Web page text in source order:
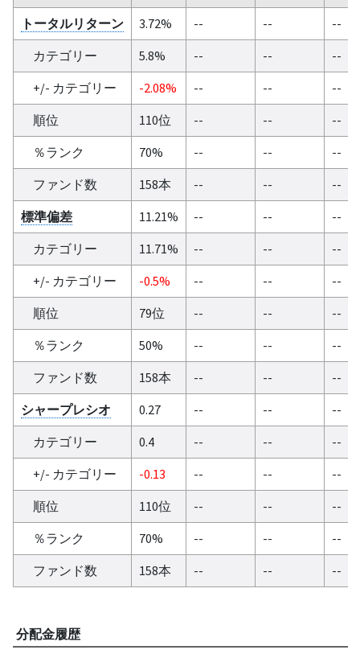
トータルリターン
3.72% -- --
--
カテゴリー
5.8% -- --
--
+/- カテゴリー
-2.08% -- --
--
順位
110位 -- --
--
％ランク
70% -- --
--
ファンド数
158本 -- --
--
標準偏差
11.21% -- --
--
カテゴリー
11.71% -- --
--
+/- カテゴリー
-0.5% -- --
--
順位
79位 -- --
--
％ランク
50% -- --
--
ファンド数
158本 -- --
--
シャープレシオ
0.27 -- --
--
カテゴリー
0.4 -- --
--
+/- カテゴリー
-0.13 -- --
--
順位
110位 -- --
--
％ランク
70% -- --
--
ファンド数
158本 -- -- --
分配金履歴